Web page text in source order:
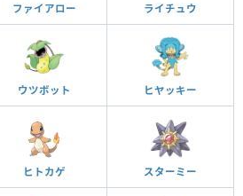
ファイアロー ライチュウ
ウツボット ヒヤッキー
ヒトカゲ スターミー